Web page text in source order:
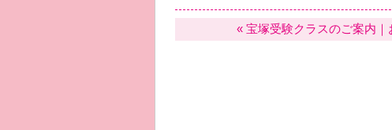
« 宝塚受験クラスのご案内